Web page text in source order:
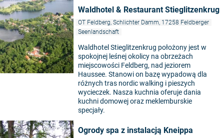
Waldhotel & Restaurant Stieglitzenkrug
OT Feldberg, Schlichter Damm, 17258 Feldberger
Seenlandschaft
Waldhotel Stieglitzenkrug położony jest w
spokojnej leśnej okolicy na obrzeżach
miejscowości Feldberg, nad jeziorem
Haussee. Stanowi on bazę wypadową dla
różnych tras nordic walking i pieszych
wycieczek. Nasza kuchnia oferuje dania
kuchni domowej oraz meklemburskie
specjały.
Ogrody spa z instalacją Kneippa